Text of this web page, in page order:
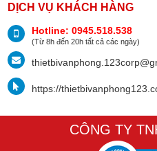
DỊCH VỤ KHÁCH HÀNG
Hotline: 0945.518.538
(Từ 8h đến 20h tất cả các ngày)
https://
CÔNG TY